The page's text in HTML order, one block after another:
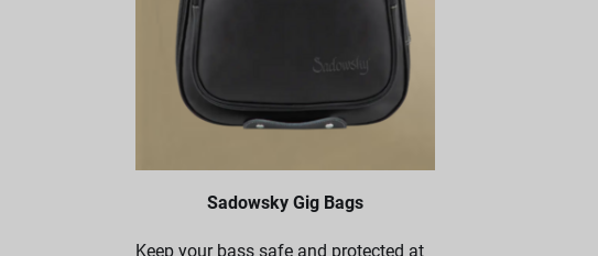
Sadowsky Gig Bags
Keep your bass safe and protected at